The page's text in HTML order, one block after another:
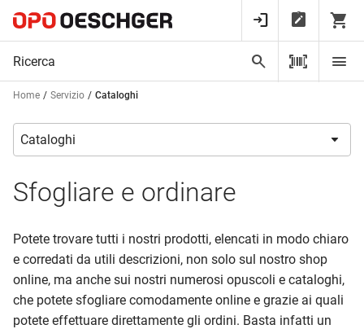
Home Servizio Cataloghi
Sfogliare e ordinare
Potete trovare tutti i nostri prodotti, elencati in modo chiaro
e corredati da utili descrizioni, non solo sul nostro shop
online, ma anche sui nostri numerosi opuscoli e cataloghi,
che potete sfogliare comodamente online e grazie ai quali
potete effettuare direttamente gli ordini. Basta infatti un